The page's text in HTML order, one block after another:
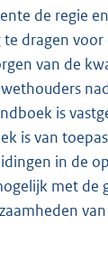
de regie
dragen
van de
is
is van
in de
met